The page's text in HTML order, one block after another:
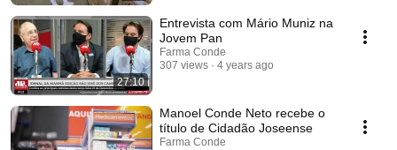
27:10
Entrevista com Mário Muniz na
Jovem Pan
Farma Conde
307 views
4 years ago
Manoel Conde Neto recebe o
título de Cidadão Joseense
Farma Conde